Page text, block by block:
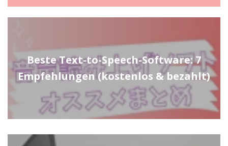
Beste Text-to-Speech-Software: 7
Empfehlungen (kostenlos & bezahlt)